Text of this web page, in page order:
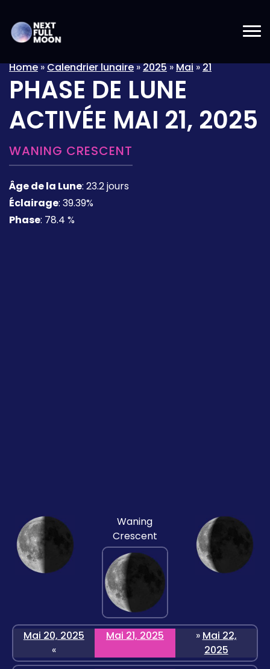
Home»Calendrier lunaire»2025»Mai»21
PHASE DE LUNE
ACTIVÉE MAI 21, 2025
WANING CRESCENT
Âge de la Lune: 23.2 jours
Éclairage: 39.39%
Phase: 78.4 %
Waning
Crescent
Mai 20, 2025
«
Mai 21, 2025 » Mai 22,
2025